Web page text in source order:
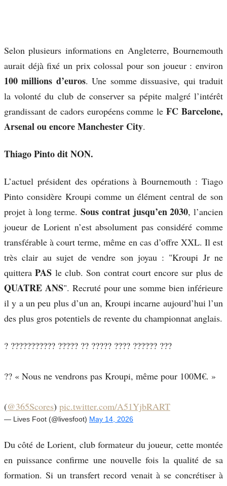
Selon plusieurs informations en Angleterre, Bournemouth
aurait déjà fixé un prix colossal pour son joueur : environ
100 millions d’euros. Une somme dissuasive, qui traduit
la volonté du club de conserver sa pépite malgré l’intérêt
grandissant de cadors européens comme leFC Barcelone,
Arsenal ou encore Manchester City.
Thiago Pinto dit NON.
L’actuel président des opérations à Bournemouth : Tiago
Pinto considère Kroupi comme un élément central de son
projet à long terme. Sous contrat jusqu’en 2030, l’ancien
joueur de Lorient n’est absolument pas considéré comme
transférable à court terme, même en cas d’offre XXL. Il est
très clair au sujet de vendre son joyau : "Kroupi Jr ne
quitteraPAS le club. Son contrat court encore sur plus de
QUATRE ANS". Recruté pour une somme bien inférieure
il y a un peu plus d’un an, Kroupi incarne aujourd’hui l’un
des plus gros potentiels de revente du championnat anglais.
? ??????????? ????? ?? ????? ???? ?????? ???
?? « Nous ne vendrons pas Kroupi, même pour 100M€. »
(@365Scores) pic.twitter.com/A51YjbRART
— Lives Foot (@livesfoot) May 14, 2026
Du côté de Lorient, club formateur du joueur, cette montée
en puissance confirme une nouvelle fois la qualité de sa
formation. Si un transfert record venait à se concrétiser à